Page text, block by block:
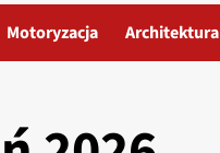
Motoryzacja Architektura